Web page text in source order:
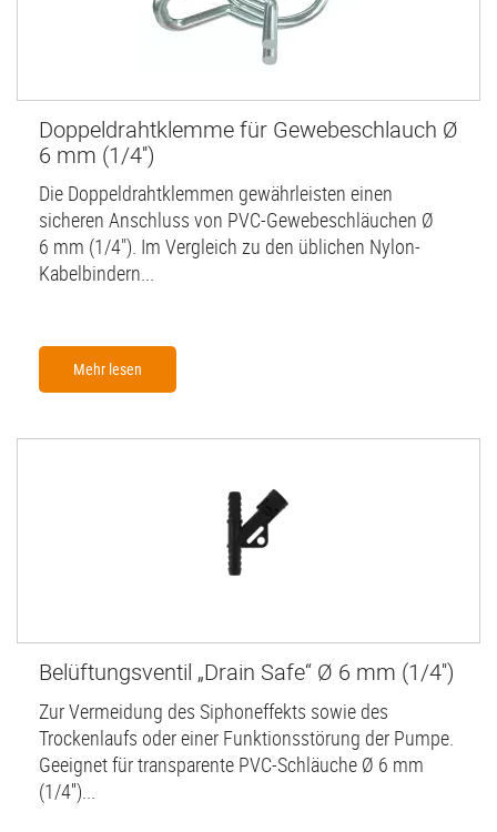
Doppeldrahtklemme für Gewebeschlauch Ø
6 mm (1/4'')
Die Doppeldrahtklemmen gewährleisten einen
sicheren Anschluss von PVC-Gewebeschläuchen Ø
6 mm (1/4"). Im Vergleich zu den üblichen Nylon-
Kabelbindern...
Mehr lesen
Belüftungsventil „Drain Safe“ Ø 6 mm (1/4'')
Zur Vermeidung des Siphoneffekts sowie des
Trockenlaufs oder einer Funktionsstörung der Pumpe.
Geeignet für transparente PVC-Schläuche Ø 6 mm
(1/4'')...